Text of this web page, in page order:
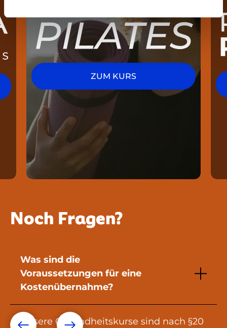
ZUM KURS
Noch Fragen?
Was sind die
Voraussetzungen für eine
Kostenübernahme?
Unsere Gesundheitskurse sind nach §20